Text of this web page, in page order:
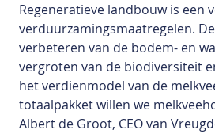
Regeneratieve landbouw is een
verduurzamingsmaatregelen.
verbeteren van de bodem- en
vergroten van de biodiversiteit
het verdienmodel van de
totaalpakket willen we
Albert de Groot, CEO van